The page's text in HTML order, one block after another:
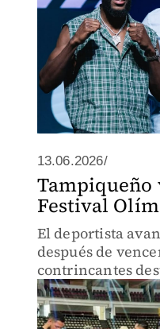
13.06.2026/
Tampiqueño
Festival
El deportista
después de
contrincantes